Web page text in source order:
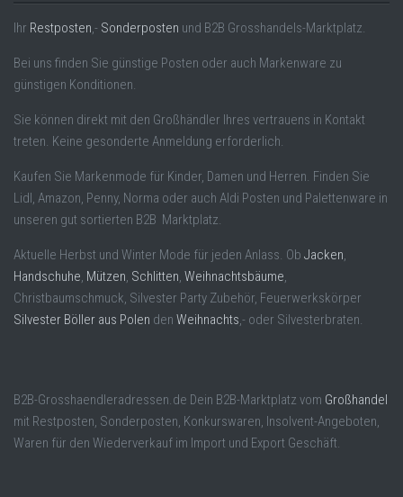
Ihr Restposten,- Sonderposten und B2B Grosshandels-Marktplatz.
Bei uns finden Sie günstige Posten oder auch Markenware zu
günstigen Konditionen.
Sie können direkt mit den Großhändler Ihres vertrauens in Kontakt
treten. Keine gesonderte Anmeldung erforderlich.
Kaufen Sie Markenmode für Kinder, Damen und Herren. Finden Sie
Lidl, Amazon, Penny, Norma oder auch Aldi Posten und Palettenware in
unseren gut sortierten B2B Marktplatz.
Aktuelle Herbst und Winter Mode für jeden Anlass. Ob Jacken,
Handschuhe, Mützen, Schlitten, Weihnachtsbäume,
Christbaumschmuck, Silvester Party Zubehör, Feuerwerkskörper
Silvester Böller aus Polen den Weihnachts,- oder Silvesterbraten.
B2B-Grosshaendleradressen.de Dein B2B-Marktplatz vom Großhandel
mit Restposten, Sonderposten, Konkurswaren, Insolvent-Angeboten,
Waren für den Wiederverkauf im Import und Export Geschäft.